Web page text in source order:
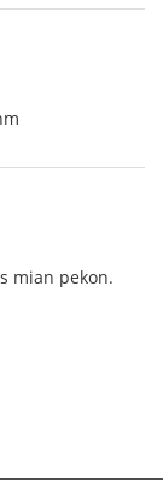
mian pekon.